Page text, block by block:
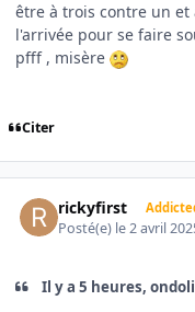
être à trois contre un
l'arrivée pour se faire
pfff , misère
Citer
rickyfirst
Posté(e) le 2 avril
Il y a 5 heures,